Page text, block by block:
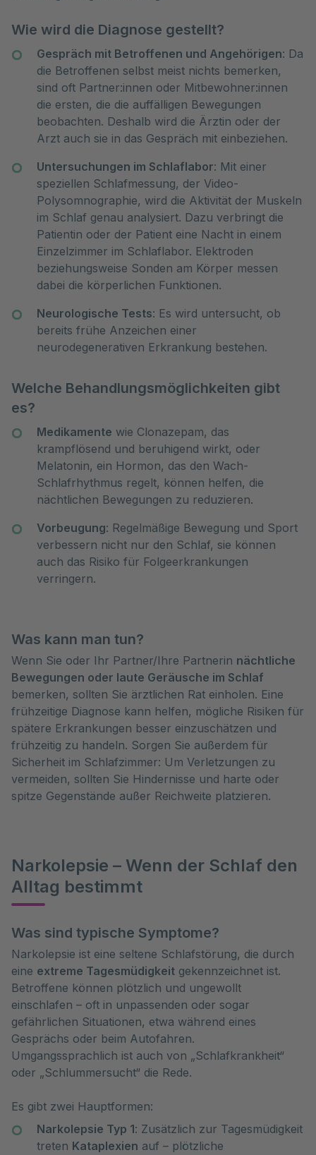
Wie wird die Diagnose gestellt?
Gespräch mit Betroffenen und Angehörigen: Da
die Betroffenen selbst meist nichts bemerken,
sind oft Partner:innen oder Mitbewohner:innen
die ersten, die die auffälligen Bewegungen
beobachten. Deshalb wird die Ärztin oder der
Arzt auch sie in das Gespräch mit einbeziehen.
Untersuchungen im Schlaflabor: Mit einer
speziellen Schlafmessung, der Video-
Polysomnographie, wird die Aktivität der Muskeln
im Schlaf genau analysiert. Dazu verbringt die
Patientin oder der Patient eine Nacht in einem
Einzelzimmer im Schlaflabor. Elektroden
beziehungsweise Sonden am Körper messen
dabei die körperlichen Funktionen.
Neurologische Tests: Es wird untersucht, ob
bereits frühe Anzeichen einer
neurodegenerativen Erkrankung bestehen.
Welche Behandlungsmöglichkeiten gibt
es?
Medikamente wie Clonazepam, das
krampflösend und beruhigend wirkt, oder
Melatonin, ein Hormon, das den Wach-
Schlafrhythmus regelt, können helfen, die
nächtlichen Bewegungen zu reduzieren.
Vorbeugung: Regelmäßige Bewegung und Sport
verbessern nicht nur den Schlaf, sie können
auch das Risiko für Folgeerkrankungen
verringern.
Was kann man tun?
Wenn Sie oder Ihr Partner/Ihre Partnerin nächtliche
Bewegungen oder laute Geräusche im Schlaf
bemerken, sollten Sie ärztlichen Rat einholen. Eine
frühzeitige Diagnose kann helfen, mögliche Risiken für
spätere Erkrankungen besser einzuschätzen und
frühzeitig zu handeln. Sorgen Sie außerdem für
Sicherheit im Schlafzimmer: Um Verletzungen zu
vermeiden, sollten Sie Hindernisse und harte oder
spitze Gegenstände außer Reichweite platzieren.
Narkolepsie – Wenn der Schlaf den
Alltag bestimmt
Was sind typische Symptome?
Narkolepsie ist eine seltene Schlafstörung, die durch
eine extreme Tagesmüdigkeit gekennzeichnet ist.
Betroffene können plötzlich und ungewollt
einschlafen – oft in unpassenden oder sogar
gefährlichen Situationen, etwa während eines
Gesprächs oder beim Autofahren.
Umgangssprachlich ist auch von „Schlafkrankheit“
oder „Schlummersucht“ die Rede.
Es gibt zwei Hauptformen:
Narkolepsie Typ 1: Zusätzlich zur Tagesmüdigkeit
treten Kataplexien auf – plötzliche